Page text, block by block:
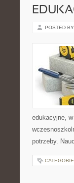
POSTED
edukacyjne,
potrzeby.